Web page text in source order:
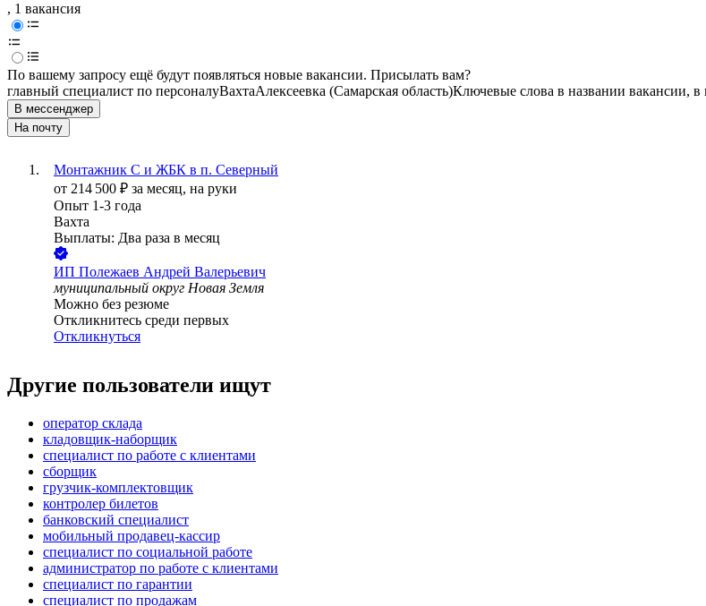
, 1 вакансия
По вашему запросу ещё будут появляться новые вакансии. Присылать вам?
главный специалист по персоналуВахтаАлексеевка (Самарская область)Ключевые слова в названии вакансии,
В мессенджер
На почту
Монтажник С и ЖБК в п. Северный
от 214 500 ₽ за месяц, на руки
Опыт 1-3 года
Вахта
Выплаты: Два раза в месяц
ИП Полежаев Андрей Валерьевич
муниципальный округ Новая Земля
Можно без резюме
Откликнитесь среди первых
Откликнуться
Другие пользователи ищут
оператор склада
кладовщик-наборщик
специалист по работе с клиентами
сборщик
грузчик-комплектовщик
контролер билетов
банковский специалист
мобильный продавец-кассир
специалист по социальной работе
администратор по работе с клиентами
специалист по гарантии
специалист по продажам